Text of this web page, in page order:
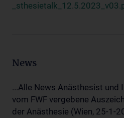
News
...Alle News Anästhesist und
vom FWF vergebene
der Anästhesie (Wien, 25-1-